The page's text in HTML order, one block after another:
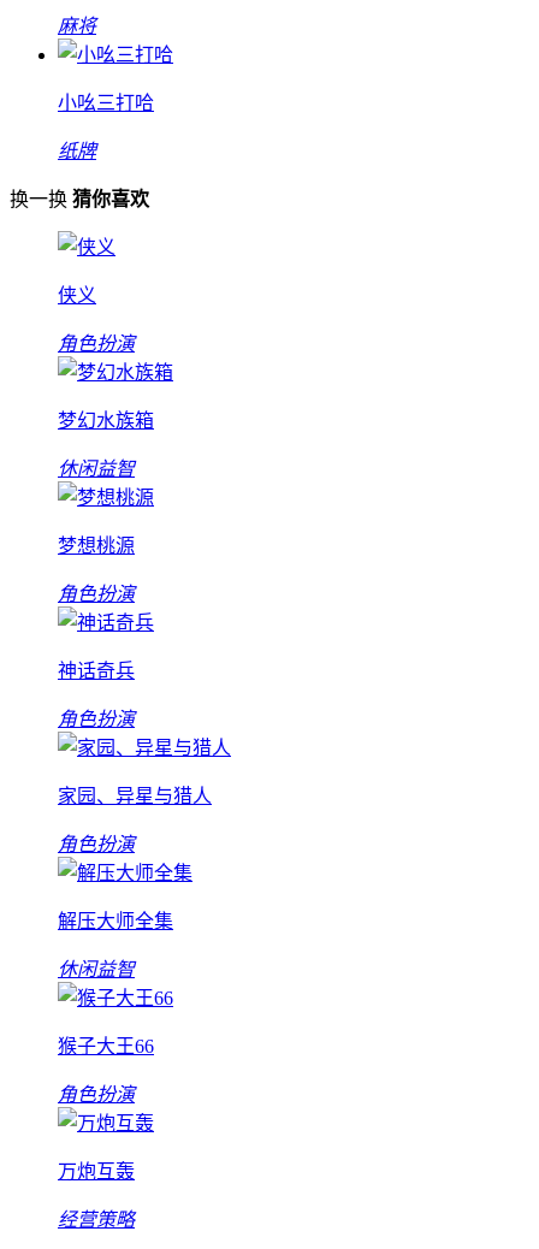
麻将
小吆三打哈
纸牌
换一换 猜你喜欢
侠义
角色扮演
梦幻水族箱
休闲益智
梦想桃源
角色扮演
神话奇兵
角色扮演
家园、异星与猎人
角色扮演
解压大师全集
休闲益智
猴子大王66
角色扮演
万炮互轰
经营策略